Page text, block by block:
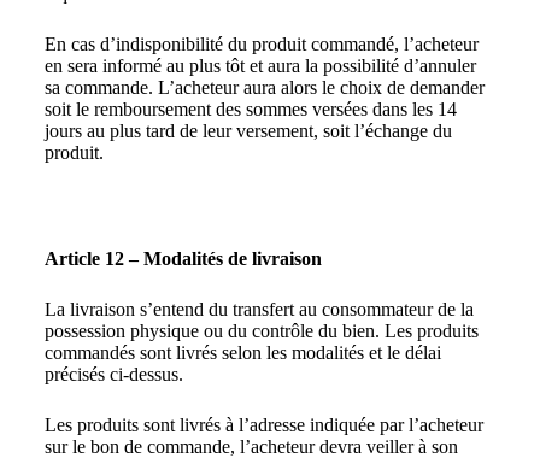
En cas d’indisponibilité du produit commandé, l’acheteur
en sera informé au plus tôt et aura la possibilité d’annuler
sa commande. L’acheteur aura alors le choix de demander
soit le remboursement des sommes versées dans les 14
jours au plus tard de leur versement, soit l’échange du
produit.
Article 12 – Modalités de livraison
La livraison s’entend du transfert au consommateur de la
possession physique ou du contrôle du bien. Les produits
commandés sont livrés selon les modalités et le délai
précisés ci-dessus.
Les produits sont livrés à l’adresse indiquée par l’acheteur
sur le bon de commande, l’acheteur devra veiller à son